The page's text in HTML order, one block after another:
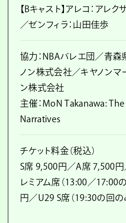
【Bキャスト】アレコ：アレク
／ゼンフィラ：山田佳歩
協力：NBAバレエ団／青
ノン株式会社／キヤノンマ
ン株式会社
主催：MoN Takanawa:
Narratives
チケット料金（税込）
S席 9,500円／A席 7,500
レミアム席（13:00／17:00
円／U29 S席（19:30の回の